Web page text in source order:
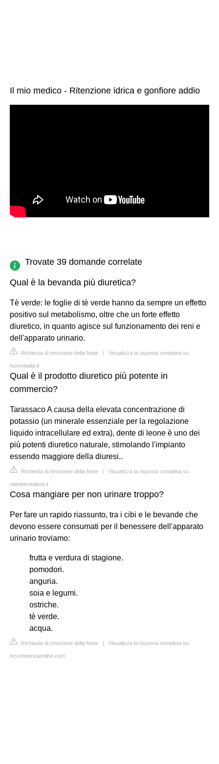
Il mio medico - Ritenzione idrica e gonfiore addio
Trovate 39 domande correlate
Qual è la bevanda più diuretica?
Tè verde: le foglie di tè verde hanno da sempre un effetto
positivo sul metabolismo, oltre che un forte effetto
diuretico, in quanto agisce sul funzionamento dei reni e
dell'apparato urinario.
Richiesta di rimozione della fonte | Visualizza la risposta completa su
huromitalia.it
Qual è il prodotto diuretico più potente in
commercio?
Tarassaco A causa della elevata concentrazione di
potassio (un minerale essenziale per la regolazione
liquido intracellulare ed extra), dente di leone è uno dei
più potenti diuretico naturale, stimolando l'impianto
essendo maggiore della diuresi..
Richiesta di rimozione della fonte | Visualizza la risposta completa su
olambientalista.it
Cosa mangiare per non urinare troppo?
Per fare un rapido riassunto, tra i cibi e le bevande che
devono essere consumati per il benessere dell'apparato
urinario troviamo:
frutta e verdura di stagione.
pomodori.
anguria.
soia e legumi.
ostriche.
tè verde.
acqua.
Richiesta di rimozione della fonte | Visualizza la risposta completa su
incontinenzaonline.com